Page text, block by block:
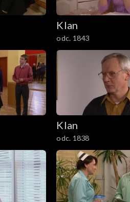
Klan
odc. 1843
Klan
odc. 1838